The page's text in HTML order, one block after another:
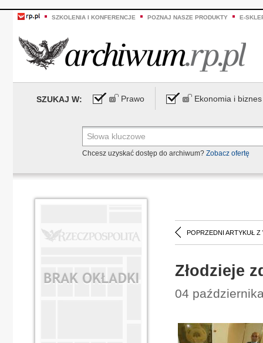
SZKOLENIA I KONFERENCJE POZNAJ NASZE PRODUKTY E-
SZUKAJ W: Prawo Ekonomia i biznes
Chcesz uzyskać dostęp do archiwum? Zobacz ofertę
POPRZEDNI ARTYKUŁ Z
Złodzieje
04